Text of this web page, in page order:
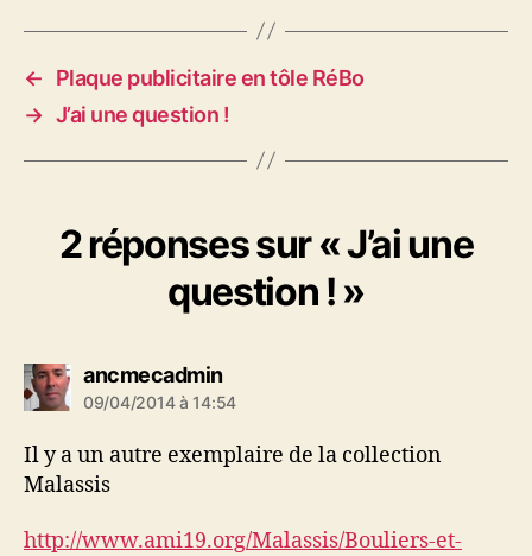
←
Plaque publicitaire en tôle RéBo
→ J’ai une question !
2 réponses sur « J’ai une
question ! »
ancmecadmindit :
09/04/2014 à 14:54
Il y a un autre exemplaire de la collection
Malassis
http://www.ami19.org/Malassis/Bouliers-et-